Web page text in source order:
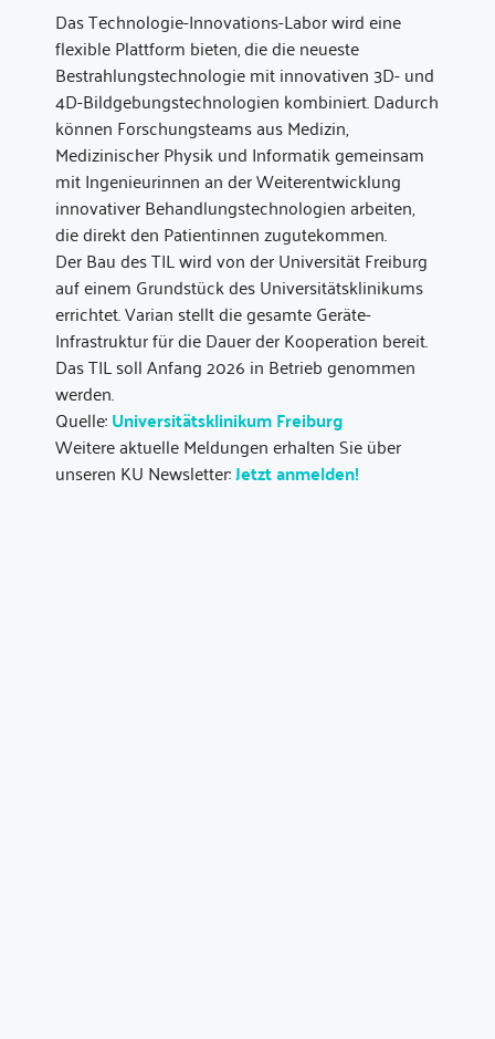
Das Technologie-Innovations-Labor wird eine
flexible Plattform bieten, die die neueste
Bestrahlungstechnologie mit innovativen 3D- und
4D-Bildgebungstechnologien kombiniert. Dadurch
können Forschungsteams aus Medizin,
Medizinischer Physik und Informatik gemeinsam
mit Ingenieurinnen an der Weiterentwicklung
innovativer Behandlungstechnologien arbeiten,
die direkt den Patientinnen zugutekommen.
Der Bau des TIL wird von der Universität Freiburg
auf einem Grundstück des Universitätsklinikums
errichtet. Varian stellt die gesamte Geräte-
Infrastruktur für die Dauer der Kooperation bereit.
Das TIL soll Anfang 2026 in Betrieb genommen
werden.
Quelle:Universitätsklinikum Freiburg
Weitere aktuelle Meldungen erhalten Sie über
unseren KU Newsletter:Jetzt anmelden!